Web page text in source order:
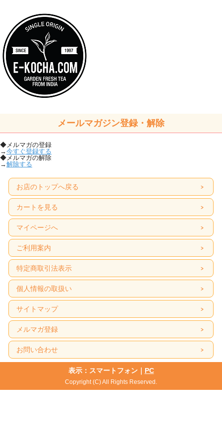
メールマガジン登録・解除
◆メルマガの登録
→今すぐ登録する
◆メルマガの解除
→解除する
お店のトップへ戻る
カートを見る
マイページへ
ご利用案内
特定商取引法表示
個人情報の取扱い
サイトマップ
メルマガ登録
お問い合わせ
表示：スマートフォン｜ PC
Copyright (C) All Rights Reserved.